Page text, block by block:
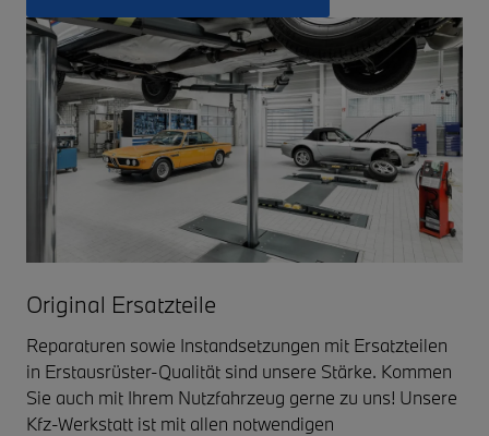
Original Ersatzteile
Reparaturen sowie Instandsetzungen mit Ersatzteilen
in Erstausrüster-Qualität sind unsere Stärke. Kommen
Sie auch mit Ihrem Nutzfahrzeug gerne zu uns! Unsere
Kfz-Werkstatt ist mit allen notwendigen